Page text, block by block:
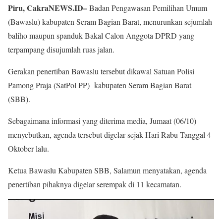
Piru, CakraNEWS.ID–Badan Pengawasan Pemilihan Umum
(Bawaslu) kabupaten Seram Bagian Barat, menurunkan sejumlah
baliho maupun spanduk Bakal Calon Anggota DPRD yang
terpampang disujumlah ruas jalan.
Gerakan penertiban Bawaslu tersebut dikawal Satuan Polisi
Pamong Praja (SatPol PP) kabupaten Seram Bagian Barat
(SBB).
Sebagaimana informasi yang diterima media, Jumaat (06/10)
menyebutkan, agenda tersebut digelar sejak Hari Rabu Tanggal 4
Oktober lalu.
Ketua Bawaslu Kabupaten SBB, Salamun menyatakan, agenda
penertiban pihaknya digelar serempak di 11 kecamatan.